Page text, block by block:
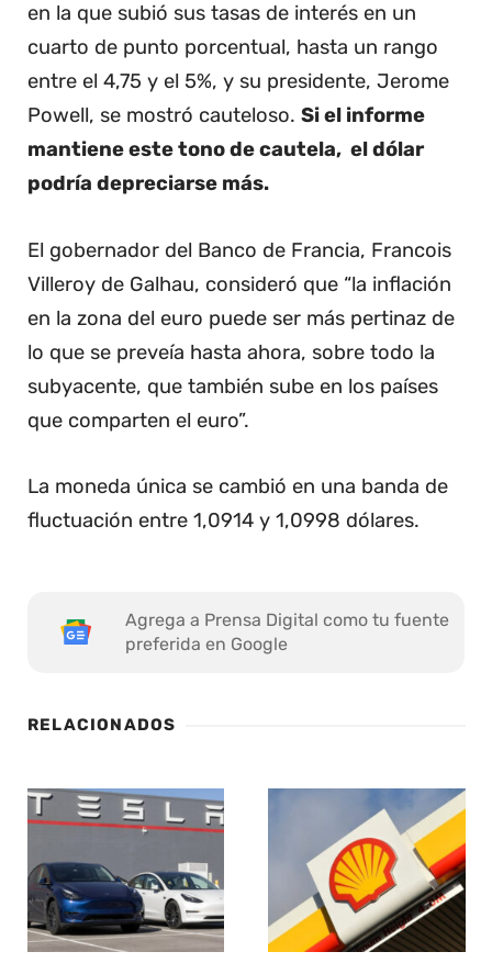
en la que subió sus tasas de interés en un
cuarto de punto porcentual, hasta un rango
entre el 4,75 y el 5%, y su presidente, Jerome
Powell, se mostró cauteloso. Si el informe
mantiene este tono de cautela, el dólar
podría depreciarse más.
El gobernador del Banco de Francia, Francois
Villeroy de Galhau, consideró que “la inflación
en la zona del euro puede ser más pertinaz de
lo que se preveía hasta ahora, sobre todo la
subyacente, que también sube en los países
que comparten el euro”.
La moneda única se cambió en una banda de
fluctuación entre 1,0914 y 1,0998 dólares.
Agrega a Prensa Digital como tu fuente
preferida en Google
RELACIONADOS